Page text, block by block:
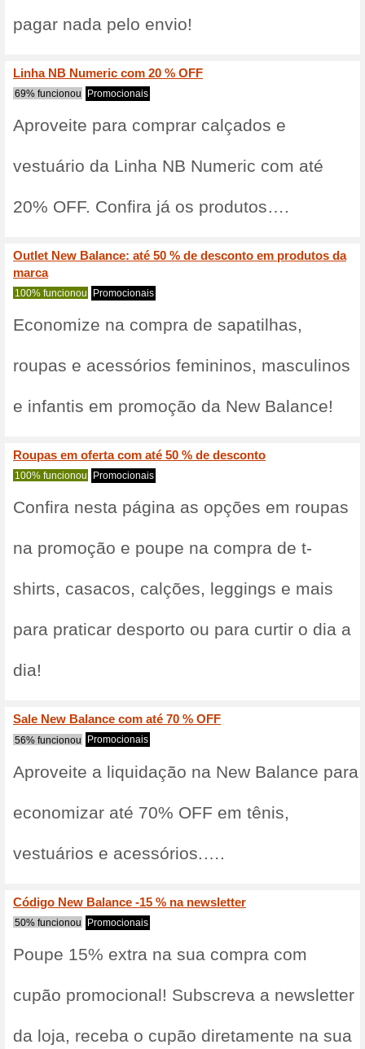
Balance:
apenas para
promoção.
Receba até 50 % de
da Ne
100% funcionou
Receba até 50
compra na
Válido apenas
promoção.
Outlet New Balance: